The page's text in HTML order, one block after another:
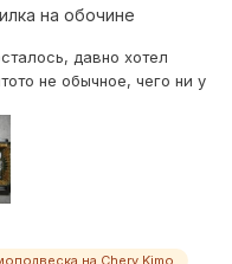
на обочине
давно хотел
не обычное, чего ни у
на Chery Kimo